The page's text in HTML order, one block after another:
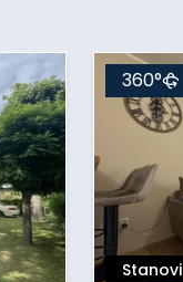
Stanovi
360°